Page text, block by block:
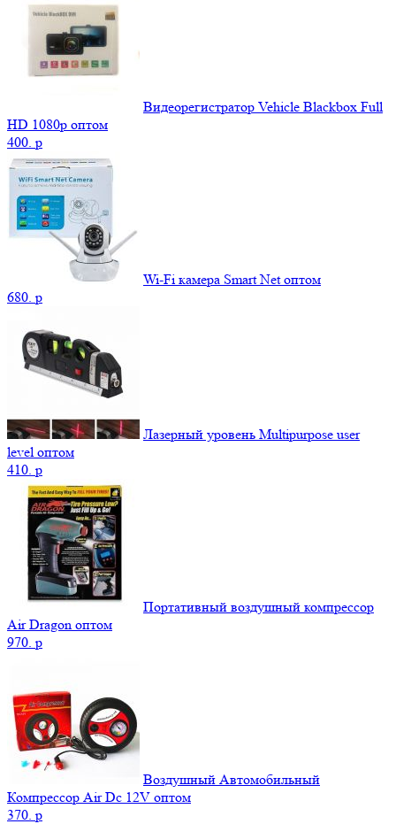
Видеорегистратор Vehicle Blackbox Full
HD 1080p оптом
400. p
Wi-Fi камера Smart Net оптом
680. p
Лазерный уровень Multipurpose user
level оптом
410. p
Портативный воздушный компрессор
Air Dragon оптом
970. p
Воздушный Автомобильный
Компрессор Air Dc 12V оптом
370. p